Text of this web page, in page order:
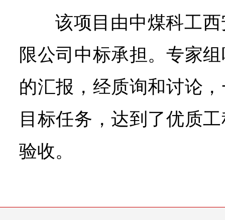
该项目由中煤科工
限公司中标承担。专家
的汇报，经质询和讨论
目标任务，达到了优质
验收。